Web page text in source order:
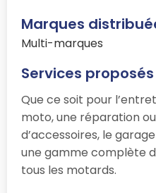
Marques
Multi-marques
Services proposés
Que ce soit pour
moto, une réparation
d’accessoires, le garage
une gamme complète
tous les motards.